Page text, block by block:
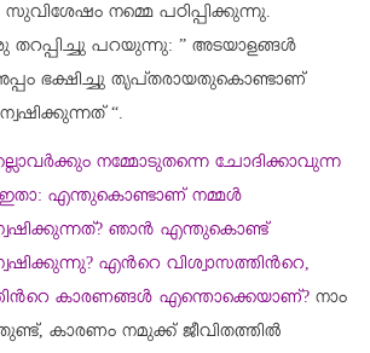
നമ്മെ പഠിപ്പിക്കുന്നു.
തറപ്പിച്ചു പറയുന്നു: ” അടയാളങ്ങൾ
ഭക്ഷിച്ചു തൃപ്തരായതുകൊണ്ടാണ്
“.
നമ്മോടുതന്നെ ചോദിക്കാവുന്ന
എന്തുകൊണ്ടാണ് നമ്മൾ
ഞാൻ എന്തുകൊണ്ട്
എൻറെ വിശ്വാസത്തിൻറെ,
കാരണങ്ങൾ എന്തൊക്കെയാണ്? നാം
കാരണം നമുക്ക് ജീവിതത്തിൽ